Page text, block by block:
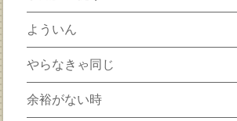
よういん
やらなきゃ同じ
余裕がない時